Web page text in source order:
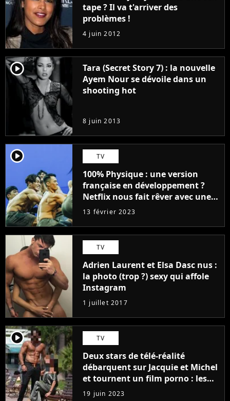
tape ? Il va t'arriver des
problèmes !
4 juin 2012
player2
Tara (Secret Story 7) : la nouvelle
Ayem Nour se dévoile dans un
shooting hot
8 juin 2013
player2 TV
100% Physique : une version
française en développement ?
Netflix nous fait rêver avec une
liste 100% validée
13 février 2023
TV
Adrien Laurent et Elsa Dasc nus :
la photo (trop ?) sexy qui affole
Instagram
1 juillet 2017
player2 TV
Deux stars de télé-réalité
débarquent sur Jacquie et Michel
et tournent un film porno : les
premières images du tournage
19 juin 2023